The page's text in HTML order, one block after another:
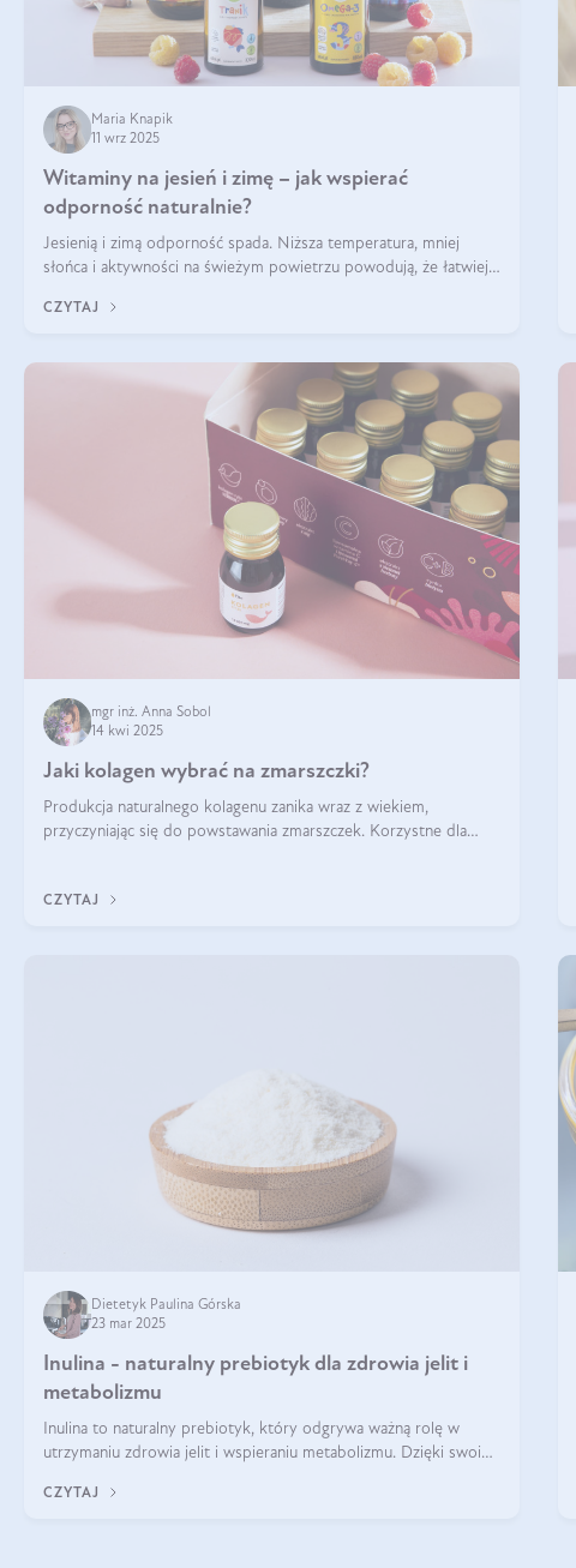
Maria Knapik
11 wrz 2025
Witaminy na jesień i zimę – jak wspierać
odporność naturalnie?
Jesienią i zimą odporność spada. Niższa temperatura, mniej
słońca i aktywności na świeżym powietrzu powodują, że łatwiej
wspierać układ immunologiczny. Co warto suplementować
CZYTAJ
mgr inż. Anna Sobol
14 kwi 2025
Jaki kolagen wybrać na zmarszczki?
Produkcja naturalnego kolagenu zanika wraz z wiekiem,
przyczyniając się do powstawania zmarszczek. Korzystne dla
CZYTAJ
Dietetyk Paulina Górska
23 mar 2025
Inulina - naturalny prebiotyk dla zdrowia jelit i
metabolizmu
Inulina to naturalny prebiotyk, który odgrywa ważną rolę w
utrzymaniu zdrowia jelit i wspieraniu metabolizmu. Dzięki swoim
jelitowych, co ma pozy
CZYTAJ